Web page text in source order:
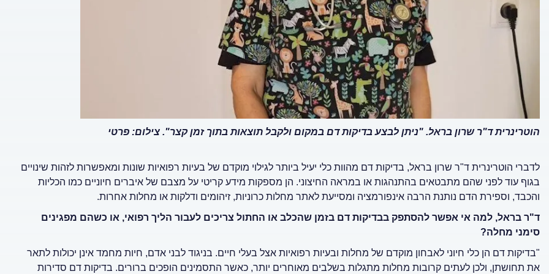
הוטרינרית ד"ר שרון בראל. "ניתן לבצע בדיקות דם במקום ולקבל תוצאות בתוך זמן קצר". צילום: פרטי
לדברי הוטרינרית ד"ר שרון בראל, בדיקות דם מהוות כלי יעיל ביותר לגילוי מוקדם של בעיות רפואיות שונות ומאפשרות לזהות שינויים
בגוף עוד לפני שהם מתבטאים בהתנהגות או במראה החיצוני. הן מספקות מידע קריטי על מצבם של איברים חיוניים כמו הכליות
והכבד, וספירת הדם נותנת הרבה אינפורמציה ומסייעת לאתר מחלות כרוניות, זיהומים ודלקות או מחלות אחרות.
ד"ר בראל, למה אי אפשר להסתפק בבדיקות דם בזמן שהכלב או החתול צריכים לעבור הליך רפואי, או כשהם מפגינים
סימני מחלה?
"בדיקות דם הן כלי חיוני לאבחון מוקדם של מחלות ובעיות רפואיות אצל בעלי חיים. בניגוד לבני אדם, חיות מחמד אינן יכולות לתאר
את תחושתן, ולכן לעתים קרובות מחלות מתגלות בשלבים מאוחרים יותר, כאשר התסמינים הופכים ברורים. בדיקות דם סדירות